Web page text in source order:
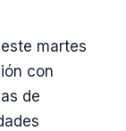
martes
con
de